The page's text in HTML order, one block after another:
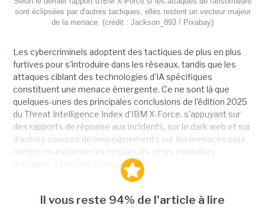
sont éclipsées par d'autres tactiques, elles restent un vecteur majeur
de la menace. (crédit : Jackson_893 / Pixabay)
Les cybercriminels adoptent des tactiques de plus en plus
furtives pour s'introduire dans les réseaux, tandis que les
attaques ciblant des technologies d'IA spécifiques
constituent une menace émergente. Ce ne sont là que
quelques-unes des principales conclusions de l'édition 2025
du Threat Intelligence Index d'IBM X-Force, s'appuyant sur
des rapports de réponse aux incidents, sur le dark web et sur
d'autres sources de renseignements sur les menaces pour
mettre en évidence les tendances et les modalités
Il vous reste 94% de l'article à lire